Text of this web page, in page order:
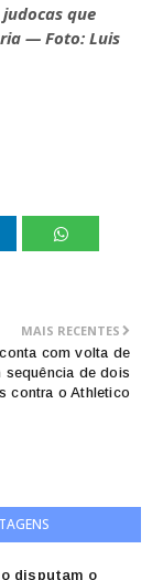
que
— Foto: Luis
MAIS RECENTES
com volta de
sequência de dois
contra o Athletico
disputam o